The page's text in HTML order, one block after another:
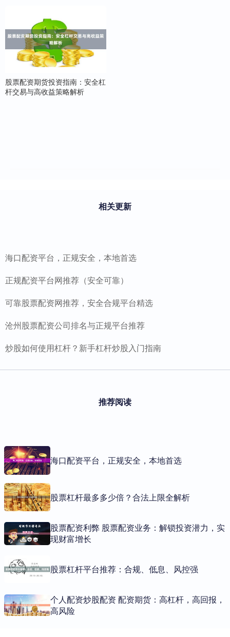
股票配资期货投资指南：安全杠
杆交易与高收益策略解析
相关更新
海口配资平台，正规安全，本地首选
正规配资平台网推荐（安全可靠）
可靠股票配资网推荐，安全合规平台精选
沧州股票配资公司排名与正规平台推荐
炒股如何使用杠杆？新手杠杆炒股入门指南
推荐阅读
海口配资平台，正规安全，本地首选
股票杠杆最多多少倍？合法上限全解析
股票配资利弊 股票配资业务：解锁投资潜力，实
现财富增长
股票杠杆平台推荐：合规、低息、风控强
个人配资炒股配资 配资期货：高杠杆，高回报，
高风险